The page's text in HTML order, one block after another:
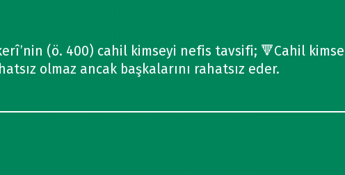
(ö. 400) cahil kimseyi nefis tavsifi; 🔻Cahil kimse
olmaz ancak başkalarını rahatsız eder.